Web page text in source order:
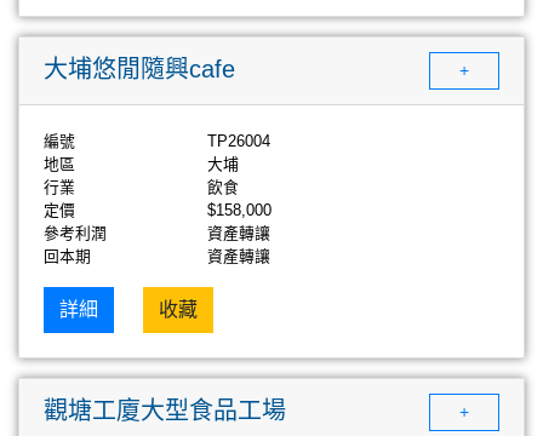
大埔悠閒隨興cafe +
編號
TP26004
地區
大埔
行業
飲食
定價
$158,000
參考利潤
資產轉讓
回本期
資產轉讓
詳細 收藏
觀塘工廈大型食品工場 +